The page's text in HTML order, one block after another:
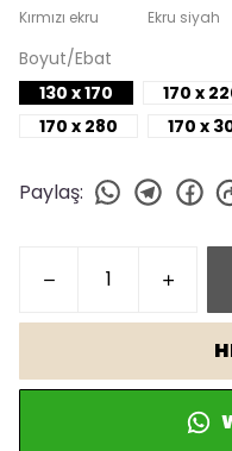
Kırmızı ekru Ekru siyah
Boyut/Ebat
130 x 170
170 x
170 x 280
170 x
Paylaş: